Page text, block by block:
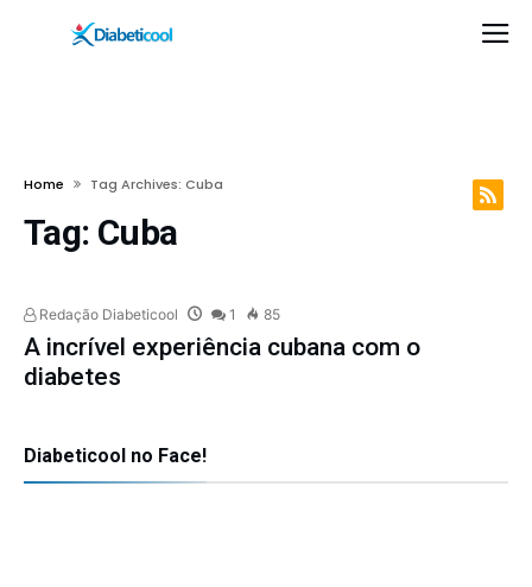
Home Tag Archives: Cuba
Tag: Cuba
Redação Diabeticool 1 85
A incrível experiência cubana com o
diabetes
Diabeticool no Face!